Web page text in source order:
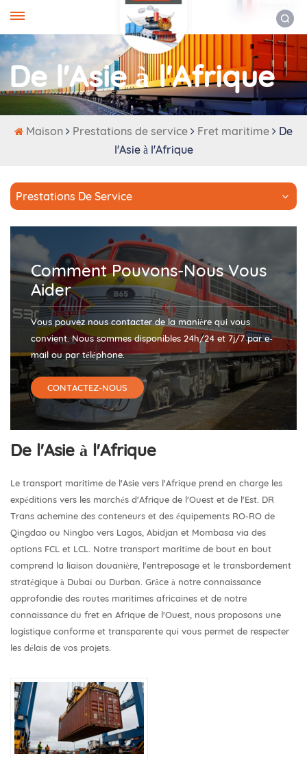
De l'Asie à l'Afrique
Maison Prestations de service Fret maritime
De
l'Asie à l'Afrique
Prestations De Service
Comment Pouvons-Nous Vous
Aider
Vous pouvez nous contacter de la manière qui vous
convient. Nous sommes disponibles 24h/24 et 7j/7 par e-
mail ou par téléphone.
CONTACTEZ-NOUS
De l'Asie à l'Afrique
Le transport maritime de l'Asie vers l'Afrique prend en charge les
expéditions vers les marchés d'Afrique de l'Ouest et de l'Est. DR
Trans achemine des conteneurs et des équipements RO-RO de
Qingdao ou Ningbo vers Lagos, Abidjan et Mombasa via des
options FCL et LCL. Notre transport maritime de bout en bout
comprend la liaison douanière, l'entreposage et le transbordement
stratégique à Dubaï ou Durban. Grâce à notre connaissance
approfondie des routes maritimes africaines et de notre
connaissance du fret en Afrique de l'Ouest, nous proposons une
logistique conforme et transparente qui vous permet de respecter
les délais de vos projets.